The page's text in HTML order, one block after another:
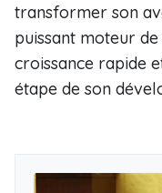
transformer son
puissant moteur
croissance rapide
étape de son